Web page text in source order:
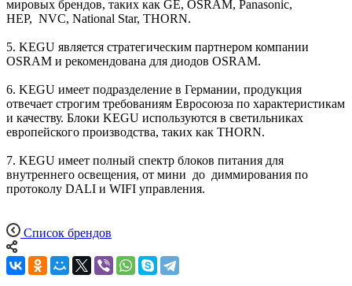
мировых брендов, таких как GE, OSRAM, Panasonic,
HEP, NVC, National Star, THORN.
5. KEGU является стратегическим партнером компании
OSRAM и рекомендована для диодов OSRAM.
6. KEGU имеет подразделение в Германии, продукция
отвечает строгим требованиям Евросоюза по характеристикам
и качеству. Блоки KEGU используются в светильниках
европейского производства, таких как THORN.
7. KEGU имеет полный спектр блоков питания для
внутреннего освещения, от мини до диммирования по
протоколу DALI и WIFI управления.
Список брендов